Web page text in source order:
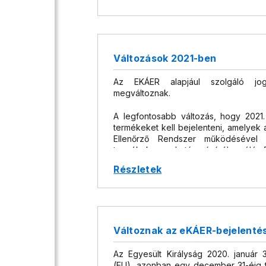
Változások 2021-ben
Az EKÁER alapjául szolgáló
megváltoznak.
A legfontosabb változás, hogy
termékeket kell bejelenteni, amelyek
Ellenőrző Rendszer
termékek meghatározásáról szóló
ám e kötelezettség alól a
már a megbízható minősítésű
nyújtaniuk.
Az új szabályozás szerint az
Részletek
Változnak az eKÁER-
Az Egyesült Királyság 2020. január